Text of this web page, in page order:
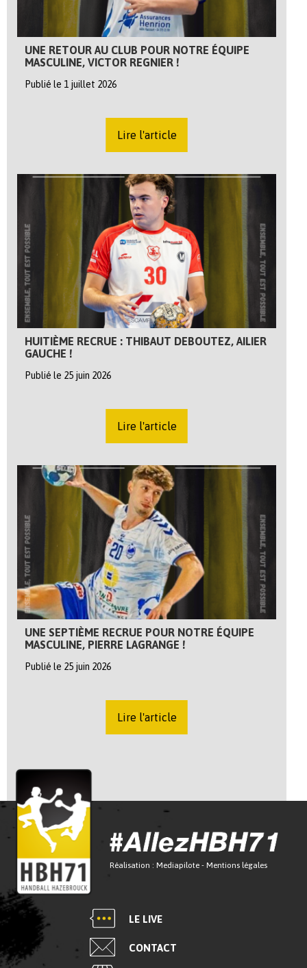
UNE RETOUR AU CLUB POUR NOTRE ÉQUIPE
MASCULINE, VICTOR REGNIER !
Publié le 1 juillet 2026
Lire l'article
HUITIÈME RECRUE : THIBAUT DEBOUTEZ, AILIER
GAUCHE !
Publié le 25 juin 2026
Lire l'article
UNE SEPTIÈME RECRUE POUR NOTRE ÉQUIPE
MASCULINE, PIERRE LAGRANGE !
Publié le 25 juin 2026
Lire l'article
Réalisation : Mediapilote - Mentions légales
LE LIVE
CONTACT